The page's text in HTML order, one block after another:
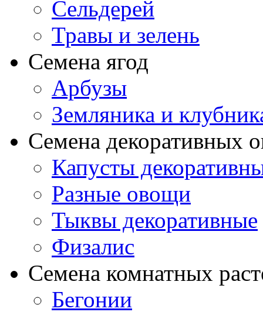
Сельдерей
Травы и зелень
Семена ягод
Арбузы
Земляника и
Семена декоративных
Капусты
Разные овощи
Тыквы декоративные
Физалис
Семена комнатных
Бегонии